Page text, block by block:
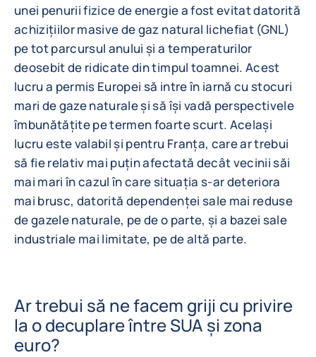
unei penurii fizice de energie a fost evitat datorită
achizițiilor masive de gaz natural lichefiat (GNL)
pe tot parcursul anului și a temperaturilor
deosebit de ridicate din timpul toamnei. Acest
lucru a permis Europei să intre în iarnă cu stocuri
mari de gaze naturale și să își vadă perspectivele
îmbunătățite pe termen foarte scurt. Același
lucru este valabil și pentru Franța, care ar trebui
să fie relativ mai puțin afectată decât vecinii săi
mai mari în cazul în care situația s-ar deteriora
mai brusc, datorită dependenței sale mai reduse
de gazele naturale, pe de o parte, și a bazei sale
industriale mai limitate, pe de altă parte.
Ar trebui să ne facem griji cu privire
la o decuplare între SUA și zona
euro?